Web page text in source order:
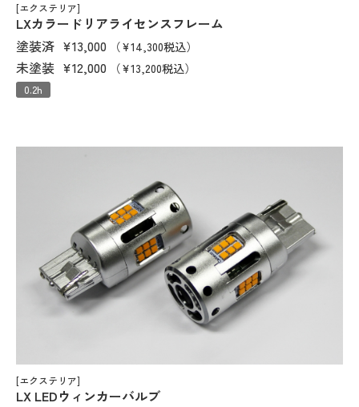
[エクステリア]
LXカラードリアライセンスフレーム
塗装済 ¥13,000 （¥14,300税込）
未塗装 ¥12,000 （¥13,200税込）
0.2h
[エクステリア]
LX LEDウィンカーバルブ